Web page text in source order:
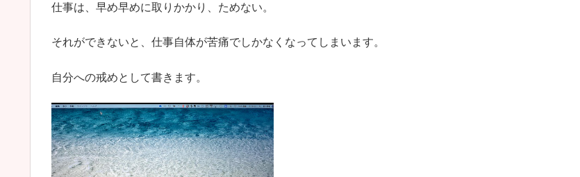
仕事は、早め早めに取りかかり、ためない。
それができないと、仕事自体が苦痛でしかなくなってしまいます。
自分への戒めとして書きます。